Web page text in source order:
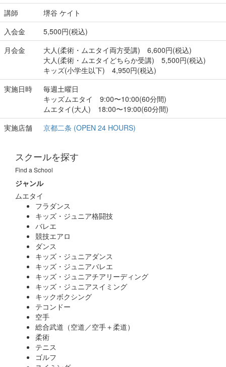
講師
堺谷 ケイト
入会金
5,500円(税込)
月会金
大人(柔術・ムエタイ両方受講) 6,600円(税込)
大人(柔術・ムエタイどちらか受講) 5,500円(税込)
キッズ(小学生以下) 4,950円(税込)
実施日時
毎週土曜日
キッズムエタイ 9:00〜10:00(60分間)
ムエタイ(大人) 18:00〜19:00(60分間)
実施店舗
京都二条 (OPEN 24 HOURS)
スクールを探す
Find a School
ジャンル
ムエタイ
フラダンス
キッズ・ジュニア格闘技
バレエ
競技エアロ
ダンス
キッズ・ジュニアダンス
キッズ・ジュニアバレエ
キッズ・ジュニアチアリーディング
キッズ・ジュニアスイミング
キックボクシング
テコンドー
空手
総合武道（空道／空手＋柔道）
柔術
テニス
ゴルフ